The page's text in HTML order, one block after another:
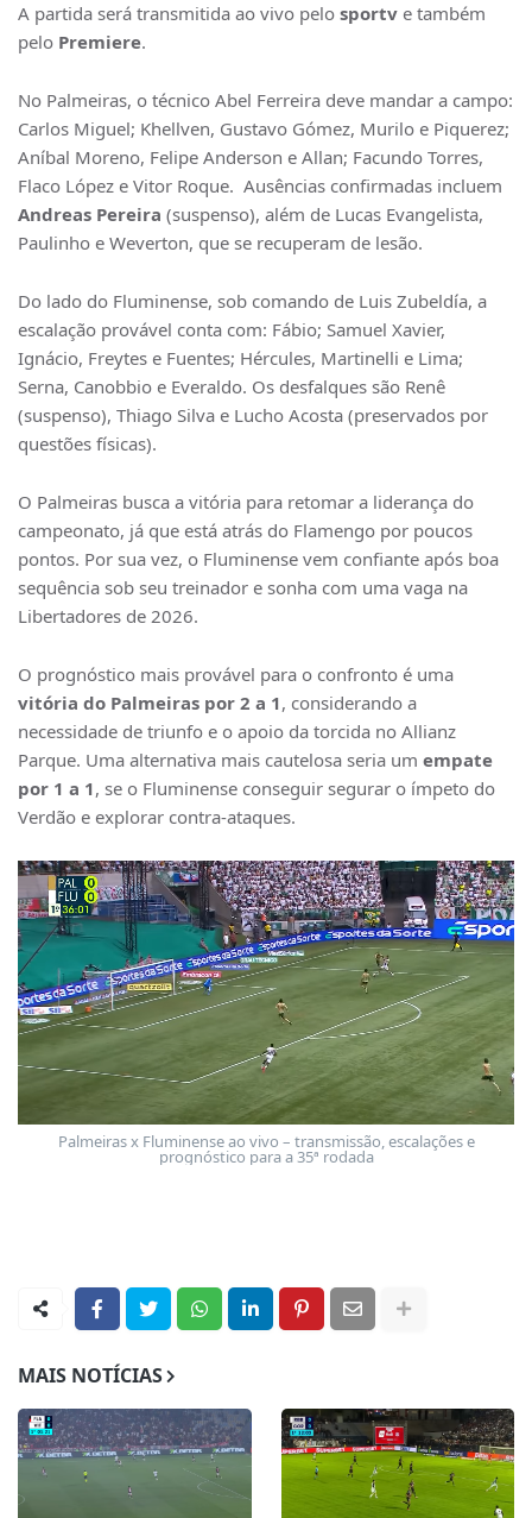
A partida será transmitida ao vivo pelo sportv e também
pelo Premiere.
No Palmeiras, o técnico Abel Ferreira deve mandar a campo:
Carlos Miguel; Khellven, Gustavo Gómez, Murilo e Piquerez;
Aníbal Moreno, Felipe Anderson e Allan; Facundo Torres,
Flaco López e Vitor Roque. Ausências confirmadas incluem
Andreas Pereira (suspenso), além de Lucas Evangelista,
Paulinho e Weverton, que se recuperam de lesão.
Do lado do Fluminense, sob comando de Luis Zubeldía, a
escalação provável conta com: Fábio; Samuel Xavier,
Ignácio, Freytes e Fuentes; Hércules, Martinelli e Lima;
Serna, Canobbio e Everaldo. Os desfalques são Renê
(suspenso), Thiago Silva e Lucho Acosta (preservados por
questões físicas).
O Palmeiras busca a vitória para retomar a liderança do
campeonato, já que está atrás do Flamengo por poucos
pontos. Por sua vez, o Fluminense vem confiante após boa
sequência sob seu treinador e sonha com uma vaga na
Libertadores de 2026.
O prognóstico mais provável para o confronto é uma
vitória do Palmeiras por 2 a 1, considerando a
necessidade de triunfo e o apoio da torcida no Allianz
Parque. Uma alternativa mais cautelosa seria um empate
por 1 a 1, se o Fluminense conseguir segurar o ímpeto do
Verdão e explorar contra-ataques.
Palmeiras x Fluminense ao vivo – transmissão, escalações e
prognóstico para a 35ª rodada
MAIS NOTÍCIAS